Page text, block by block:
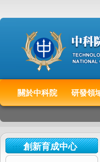
關於中科院 研發領
:::創新育成中心